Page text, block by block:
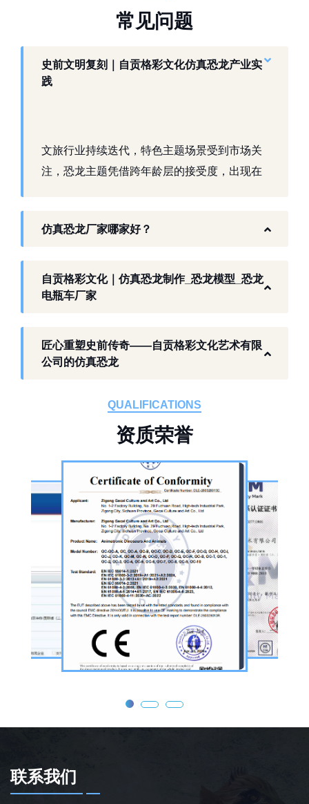
常见问题
史前文明复刻｜自贡格彩文化仿真恐龙产业实
践
文旅行业持续迭代，特色主题场景受到市场关
注，恐龙主题凭借跨年龄层的接受度，出现在
生态。自贡格彩文化艺术有限公司扎根本地产
以工厂生产能力，为各地客户提供史前主题相
关产品与服务。
工厂生产基础 构建恐龙产业全链服务
作为开展史前仿真模型生产的恐龙制作工厂，
板仓工业园，拥有标准化生产车间、配套生产
品的恐龙制作公司。公司采用按需定制模式，
从前期方案设计、场景规划，到中期原料选
择、工序制作，再到后期运输配送、上门安装
调试，形成全流程服务，可用于主题乐园、文
旅景区、科普展馆、商业广场、大型展会、节
庆活动等场景。
公司核心业务为仿真恐龙制作，产品线涵盖静
态展示、动态互动、游乐体验三类。其中，机
器恐龙结合机械传动、智能控制技术，可实现
眨眼、张嘴吼叫、摆尾、行走、呼吸起伏等动
态效果，皮肤采用环保硅胶材质，还原史前恐
大型雕塑，覆盖霸王龙、三角龙、剑龙、长颈
龙、翼龙等常见品类，同时支持恐龙化石骨架
场景摆放。
仿真恐龙厂家哪家好？
自贡格彩文化｜仿真恐龙制作_恐龙模型_恐龙
电瓶车厂家
匠心重塑史前传奇——自贡格彩文化艺术有限
公司的仿真恐龙
QUALIFICATIONS
资质荣誉
联系我们